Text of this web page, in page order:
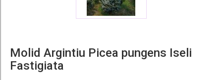
Molid Argintiu Picea pungens Iseli
Fastigiata